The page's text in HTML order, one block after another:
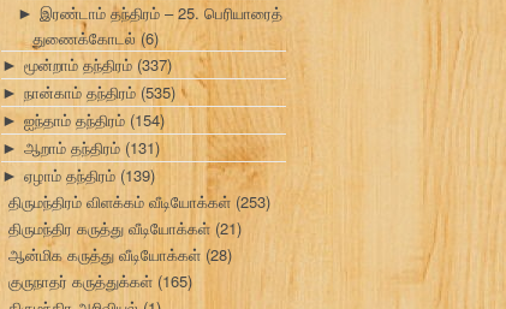
► இரண்டாம் தந்திரம் – 25. பெரியாரைத்
துணைக்கோடல் (6)
► மூன்றாம் தந்திரம்(337)
► நான்காம் தந்திரம் (535)
► ஐந்தாம் தந்திரம் (154)
► ஆறாம் தந்திரம் (131)
► ஏழாம் தந்திரம் (139)
திருமந்திரம் விளக்கம் வீடியோக்கள் (253)
திருமந்திர கருத்து வீடியோக்கள் (21)
ஆன்மிக கருத்து வீடியோக்கள் (28)
குருநாதர் கருத்துக்கள் (165)